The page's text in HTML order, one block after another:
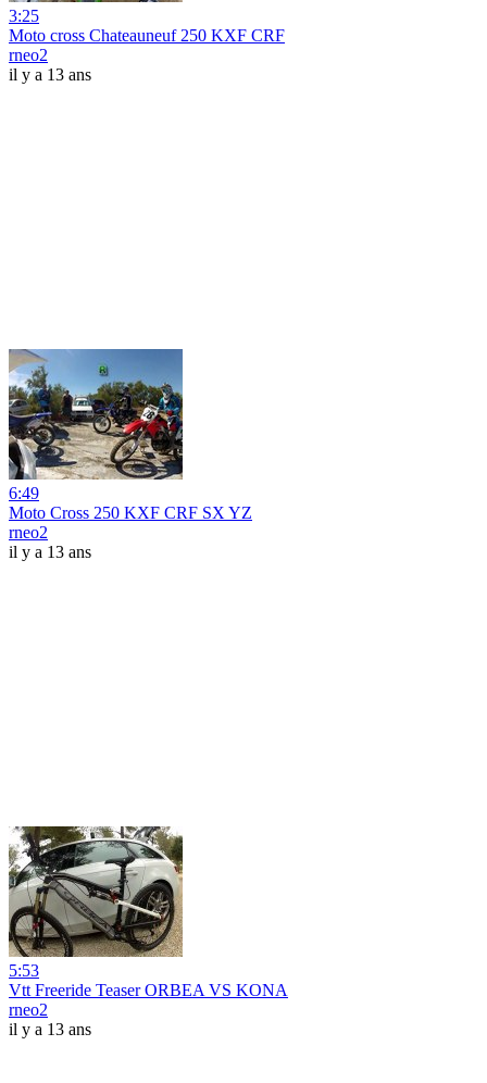
3:25
Moto cross Chateauneuf 250 KXF CRF
rneo2
il y a 13 ans
6:49
Moto Cross 250 KXF CRF SX YZ
rneo2
il y a 13 ans
5:53
Vtt Freeride Teaser ORBEA VS KONA
rneo2
il y a 13 ans